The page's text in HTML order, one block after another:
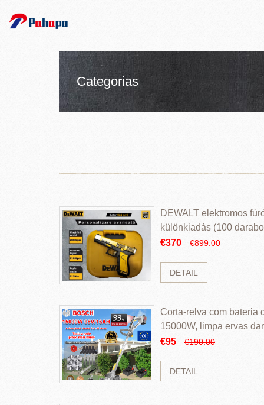
Categorias
DEWALT elektromos
különkiadás (100
€370
€899.00
DETAIL
Corta-relva com bateria
15000W, limpa ervas
rapidamente
€95 €190.00
DETAIL